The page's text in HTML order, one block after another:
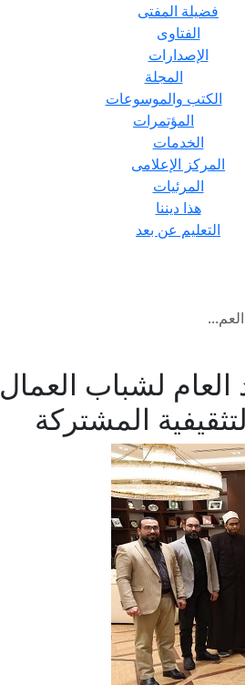
فضيلة المفتى
الفتاوى
الإصدارات
المجلة
الكتب والموسوعات
المؤتمرات
الخدمات
المركز الإعلامى
المرئيات
هذا ديننا
التعليم عن بعد
العام لشباب العمال
المشتركة